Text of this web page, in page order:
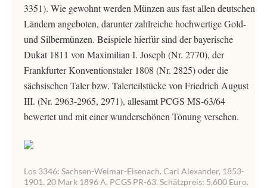
3351). Wie gewohnt werden Münzen aus fast allen deutschen
Ländern angeboten, darunter zahlreiche hochwertige Gold-
und Silbermünzen. Beispiele hierfür sind der bayerische
Dukat 1811 von Maximilian I. Joseph (Nr. 2770), der
Frankfurter Konventionstaler 1808 (Nr. 2825) oder die
sächsischen Taler bzw. Talerteilstücke von Friedrich August
III. (Nr. 2963-2965, 2971), allesamt PCGS MS-63/64
bewertet und mit einer wunderschönen Tönung versehen.
Los 3346: Sachsen-Weimar-Eisenach. Carl Alexander, 1853-
1901. 20 Mark 1896 A. PCGS PR-63. Schätzpreis: 5.600 Euro.